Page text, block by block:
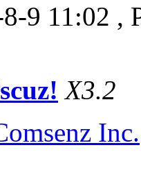
9 11:02 ,
X3.2
Inc.